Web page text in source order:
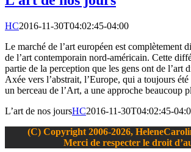
HC2016-11-30T04:02:45-04:00
Le marché de l’art européen est complètement
de l’art contemporain nord-américain. Cette
partie de la perception que les gens ont de l’art
Axée vers l’abstrait, l’Europe, qui a toujours
un berceau de l’Art, a une approche beaucoup
L’art de nos joursHC2016-11-30T04:02:45-
(C) Copyright 2006-2026,
Merci de respecter le droit